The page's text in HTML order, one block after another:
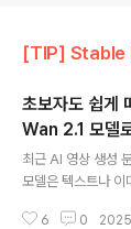
초보자도 쉽게
Wan 2.1 모델
최근 AI 영상 생성
모델은 텍스트나 이
있습니다. 본 글에
6 0